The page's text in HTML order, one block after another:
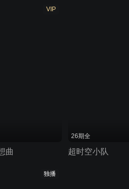
VIP
曲
26期全
超时空小队
独播